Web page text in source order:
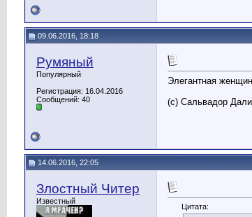
09.06.2016, 18:18
Румяный
Популярный
Регистрация: 16.04.2016
Сообщений: 40
Элегантная
(с) Сальвадор Дали
14.06.2016, 22:05
Злостный Читер
Известный
Цитата: